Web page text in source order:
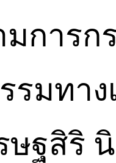
การก
รมทาง
ษฐสิริ